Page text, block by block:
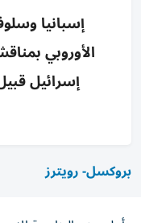
إسبانيا
الأوروبي
إسرائيل
بروكسل- رويترز